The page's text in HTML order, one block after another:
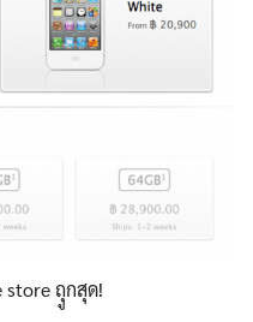
store ถุูกสุด!